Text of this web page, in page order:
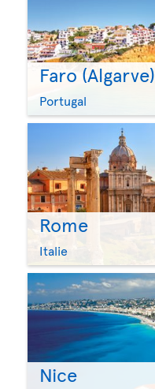
Faro (Algarve)
Portugal
Rome
Italie
Nice